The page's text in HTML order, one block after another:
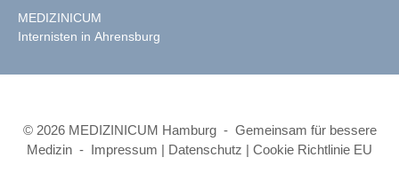
MEDIZINICUM
Internisten in Ahrensburg
© 2026 MEDIZINICUM Hamburg - Gemeinsam für bessere
Medizin - Impressum | Datenschutz | Cookie Richtlinie EU